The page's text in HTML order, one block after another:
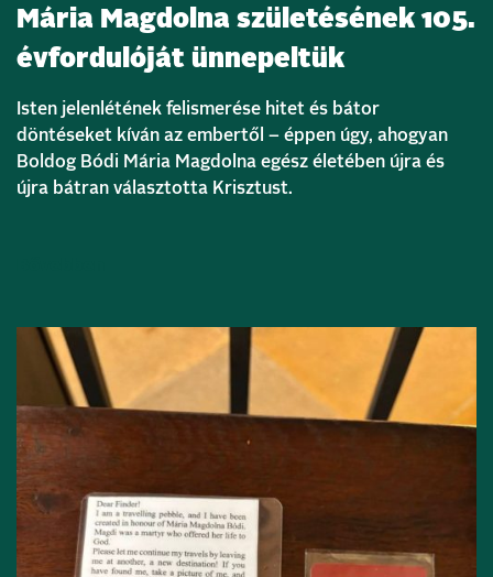
Mária Magdolna születésének 105.
évfordulóját ünnepeltük
Isten jelenlétének felismerése hitet és bátor
döntéseket kíván az embertől – éppen úgy, ahogyan
Boldog Bódi Mária Magdolna egész életében újra és
újra bátran választotta Krisztust.